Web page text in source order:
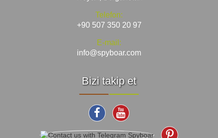
Telefon:
+90 507 350 20 97
E-mail:
info@spyboar.com
Bizi takip et